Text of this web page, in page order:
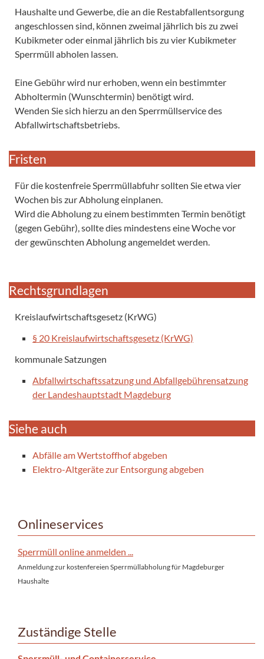
Haushalte und Gewerbe, die an die Restabfallentsorgung
angeschlossen sind, können zweimal jährlich bis zu zwei
Kubikmeter oder einmal jährlich bis zu vier Kubikmeter
Sperrmüll abholen lassen.
Eine Gebühr wird nur erhoben, wenn ein bestimmter
Abholtermin (Wunschtermin) benötigt wird.
Wenden Sie sich hierzu an den Sperrmüllservice des
Abfallwirtschaftsbetriebs.
Fristen
Für die kostenfreie Sperrmüllabfuhr sollten Sie etwa vier
Wochen bis zur Abholung einplanen.
Wird die Abholung zu einem bestimmten Termin benötigt
(gegen Gebühr), sollte dies mindestens eine Woche vor
der gewünschten Abholung angemeldet werden.
Rechtsgrundlagen
Kreislaufwirtschaftsgesetz (KrWG)
§ 20 Kreislaufwirtschaftsgesetz (KrWG)
kommunale Satzungen
Abfallwirtschaftssatzung und Abfallgebührensatzung
der Landeshauptstadt Magdeburg
Siehe auch
Abfälle am Wertstoffhof abgeben
Elektro-Altgeräte zur Entsorgung abgeben
Onlineservices
Sperrmüll online anmelden ...
Anmeldung zur kostenfereien Sperrmüllabholung für Magdeburger
Haushalte
Zuständige Stelle